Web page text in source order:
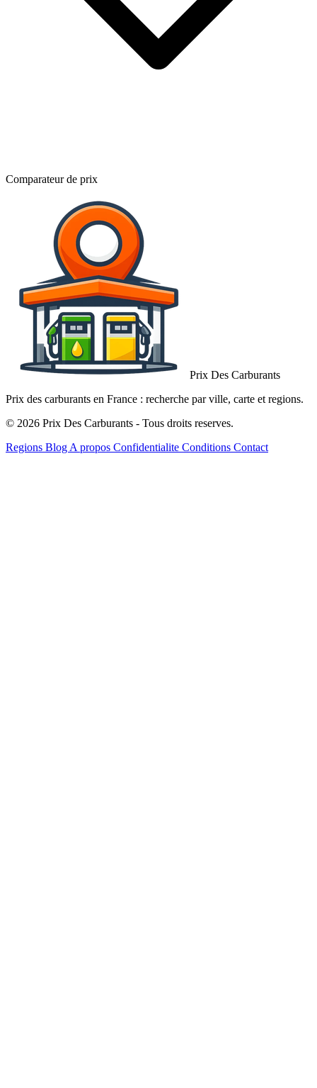
Comparateur de prix
Prix Des Carburants
Prix des carburants en France : recherche par ville, carte et regions.
© 2026 Prix Des Carburants - Tous droits reserves.
Regions Blog A propos Confidentialite Conditions Contact